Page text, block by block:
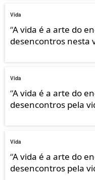
Vida
“A vida é a arte do
desencontros nesta
Vida
“A vida é a arte do
desencontros pela
Vida
“A vida é a arte do
desencontros pela